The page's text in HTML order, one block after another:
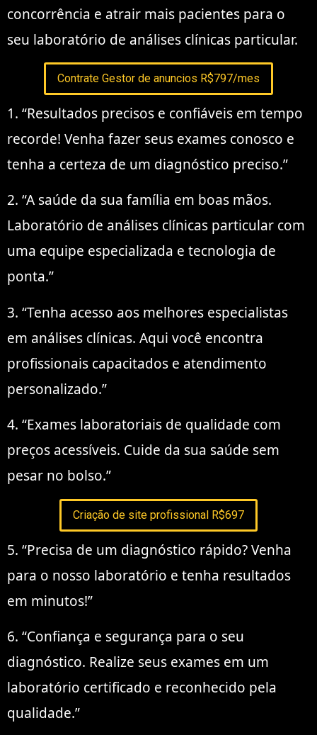
concorrência e atrair mais pacientes para o
seu laboratório de análises clínicas particular.
Contrate Gestor de anuncios R$797/mes
1. “Resultados precisos e confiáveis em tempo
recorde! Venha fazer seus exames conosco e
tenha a certeza de um diagnóstico preciso.”
2. “A saúde da sua família em boas mãos.
Laboratório de análises clínicas particular com
uma equipe especializada e tecnologia de
ponta.”
3. “Tenha acesso aos melhores especialistas
em análises clínicas. Aqui você encontra
profissionais capacitados e atendimento
personalizado.”
4. “Exames laboratoriais de qualidade com
preços acessíveis. Cuide da sua saúde sem
pesar no bolso.”
Criação de site profissional R$697
5. “Precisa de um diagnóstico rápido? Venha
para o nosso laboratório e tenha resultados
em minutos!”
6. “Confiança e segurança para o seu
diagnóstico. Realize seus exames em um
laboratório certificado e reconhecido pela
qualidade.”